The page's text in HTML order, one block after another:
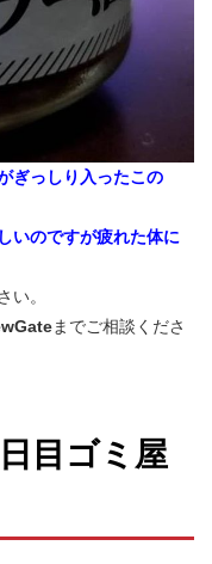
ぎっしり入ったこの
いのですが疲れた体に
い。
までご相談くださ
目ゴミ屋